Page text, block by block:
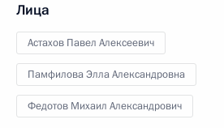
Лица
Астахов Павел Алексеевич
Памфилова Элла Александровна
Федотов Михаил Александрович